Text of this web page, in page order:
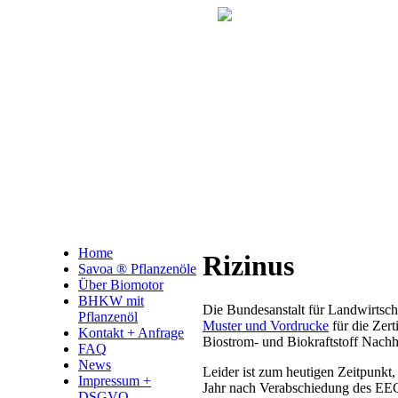
Home
Savoa ® Pflanzenöle
Über Biomotor
BHKW mit
Pflanzenöl
Kontakt + Anfrage
FAQ
News
Impressum +
Rizinus
Die Bundesanstalt für
Muster und Vordrucke für die
Biostrom- und Biokraftstoff
Leider ist zum heutigen
Jahr nach Verabschiedung des